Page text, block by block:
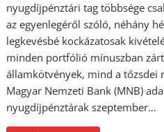
nyugdíjpénztári tag többsége
az egyenlegéről szóló, néhány
legkevésbé kockázatosak
minden portfólió mínuszban
államkötvények, mind a tőzsdei
Magyar Nemzeti Bank (MNB)
nyugdíjpénztárak szeptember…